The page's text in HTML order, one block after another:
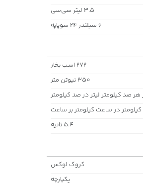
۳.۵ لیتر سی‌سی
6 سیلندر 24 سوپاپه
272 اسب بخار
350 نیوتن متر
5.4 ثانیه
کروک لوکس
یکپارچه